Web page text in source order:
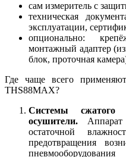
сам измеритель с
техническая
эксплуатации,
опционально:
монтажный адаптер
блок, проточная
Где чаще всего
THS88MAX?
Системы
осушители. Аппарат
остаточной
предотвращения